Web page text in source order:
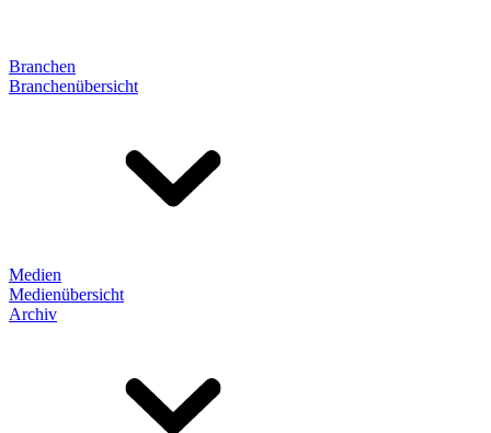
Branchen
Branchenübersicht
Medien
Medienübersicht
Archiv